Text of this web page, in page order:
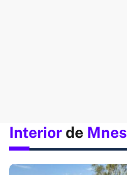
Interior de Mnes